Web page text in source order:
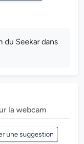
du Seekar dans
la webcam
une suggestion